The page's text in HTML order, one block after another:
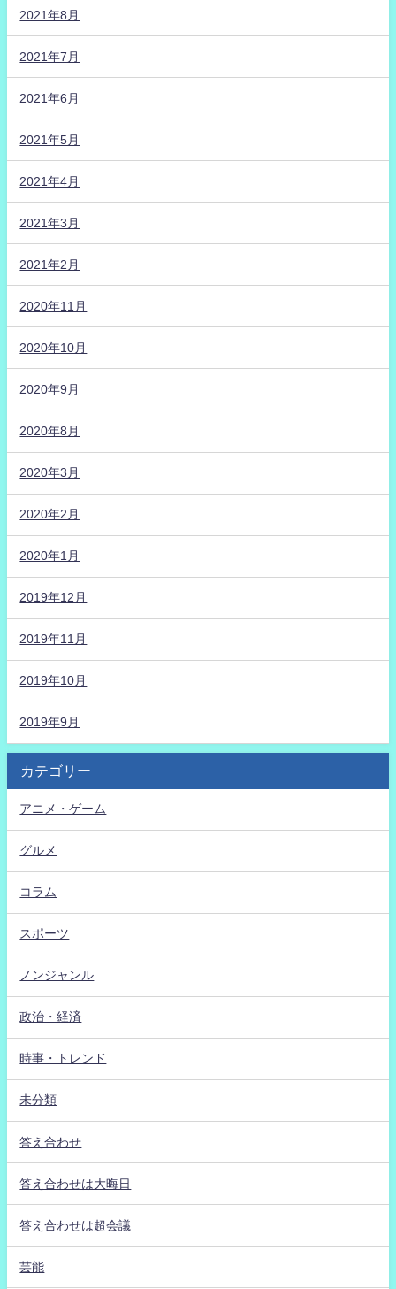
2021年8月
2021年7月
2021年6月
2021年5月
2021年4月
2021年3月
2021年2月
2020年11月
2020年10月
2020年9月
2020年8月
2020年3月
2020年2月
2020年1月
2019年12月
2019年11月
2019年10月
2019年9月
カテゴリー
アニメ・ゲーム
グルメ
コラム
スポーツ
ノンジャンル
政治・経済
時事・トレンド
未分類
答え合わせ
答え合わせは大晦日
答え合わせは超会議
芸能